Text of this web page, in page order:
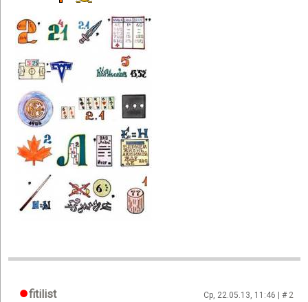
fitilist Ср, 22.05.13, 11:46 | # 2